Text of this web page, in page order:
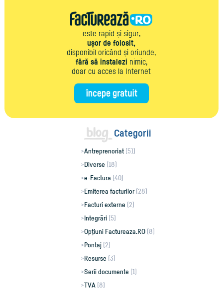
este rapid și sigur,
ușor de folosit,
disponibil oricând și oriunde,
fără să instalezi nimic,
doar cu acces la Internet
Categorii
Antreprenoriat (51)
Diverse (18)
e-Factura (40)
Emiterea facturilor(28)
Facturi externe (2)
Integrări (5)
Opțiuni Factureaza.RO (8)
Pontaj (2)
Resurse (3)
Serii documente (1)
TVA (8)